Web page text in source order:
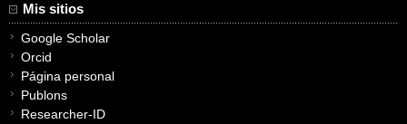
Mis sitios
Google Scholar
Orcid
Página personal
Publons
Researcher-ID